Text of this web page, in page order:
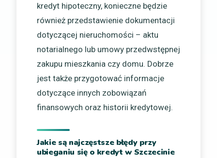
kredyt hipoteczny, konieczne będzie
również przedstawienie dokumentacji
dotyczącej nieruchomości – aktu
notarialnego lub umowy przedwstępnej
zakupu mieszkania czy domu. Dobrze
jest także przygotować informacje
dotyczące innych zobowiązań
finansowych oraz historii kredytowej.
Jakie są najczęstsze błędy przy
ubieganiu się o kredyt w Szczecinie